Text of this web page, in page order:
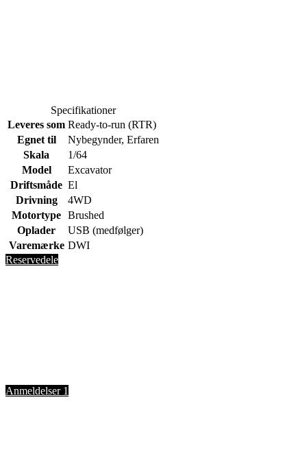
Specifikationer
Leveres som Ready-to-run (RTR)
Egnet til
Nybegynder, Erfaren
Skala
1/64
Model
Excavator
Driftsmåde El
Drivning
4WD
Motortype Brushed
Oplader
USB (medfølger)
Varemærke DWI
Reservedele
Anmeldelser 1